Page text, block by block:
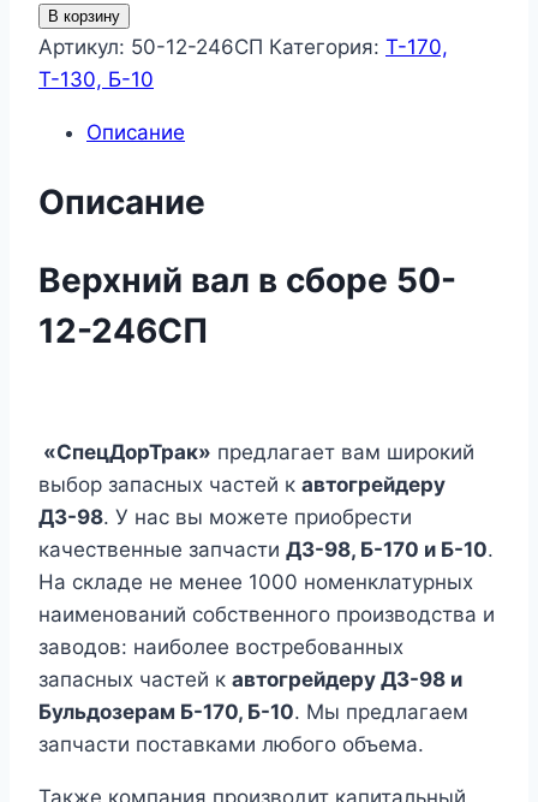
В корзину
Артикул: 50-12-246СП Категория: Т-170,
Т-130, Б-10
Описание
Описание
Верхний вал в сборе 50-
12-246СП
«СпецДорТрак» предлагает вам широкий
выбор запасных частей к автогрейдеру
ДЗ-98. У нас вы можете приобрести
качественные запчасти ДЗ-98, Б-170 и Б-10.
На складе не менее 1000 номенклатурных
наименований собственного производства и
заводов: наиболее востребованных
запасных частей к автогрейдеру ДЗ-98 и
Бульдозерам Б-170, Б-10. Мы предлагаем
запчасти поставками любого объема.